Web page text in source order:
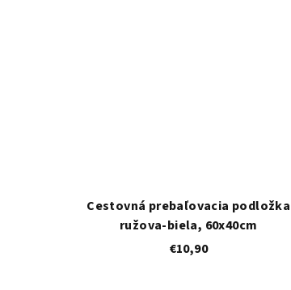
Cestovná prebaľovacia podložka
ružova-biela, 60x40cm
€10,90